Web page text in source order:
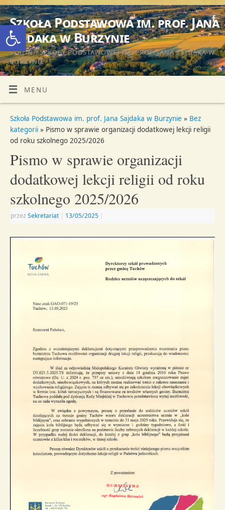
Otwórz pasek narzędzi
Szkoła Podstawowa im. prof. Jana
Sajdaka w Burzynie
STRONA SZKOŁY PODSTAWOWEJ IM. PROF. JANA SAJDAKA W
BURZYNIE
MENU
Szkoła Podstawowa im. prof. Jana Sajdaka w Burzynie » Bez
kategorii » Pismo w sprawie organizacji dodatkowej lekcji religii
od roku szkolnego 2025/2026
Pismo w sprawie organizacji
dodatkowej lekcji religii od roku
szkolnego 2025/2026
przezSekretariat | 13/05/2025 |